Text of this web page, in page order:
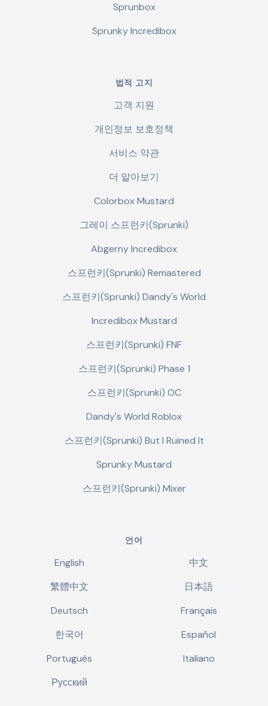
Sprunbox
Sprunky Incredibox
법적 고지
고객 지원
개인정보 보호정책
서비스 약관
더 알아보기
Colorbox Mustard
그레이 스프런키(Sprunki)
Abgerny Incredibox
스프런키(Sprunki) Remastered
스프런키(Sprunki) Dandy's World
Incredibox Mustard
스프런키(Sprunki) FNF
스프런키(Sprunki) Phase 1
스프런키(Sprunki) OC
Dandy's World Roblox
스프런키(Sprunki) But I Ruined It
Sprunky Mustard
스프런키(Sprunki) Mixer
언어
English
中文
繁體中文
日本語
Deutsch
Français
한국어
Español
Português
Italiano
Русский